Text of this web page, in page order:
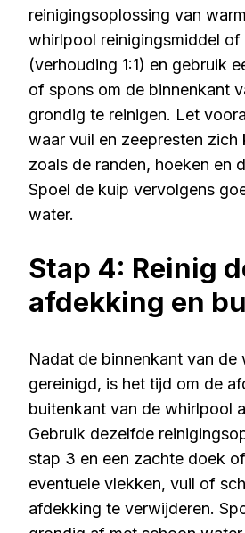
reinigingsoplossing van
whirlpool reinigingsmiddel of
(verhouding 1:1) en gebruik
of spons om de binnenkant
grondig te reinigen. Let
waar vuil en zeepresten zich
zoals de randen, hoeken en
Spoel de kuip vervolgens
water.
Stap 4: Reinig
afdekking en
Nadat de binnenkant van de
gereinigd, is het tijd om de
buitenkant van de whirlpool
Gebruik dezelfde
stap 3 en een zachte doek
eventuele vlekken, vuil of
afdekking te verwijderen.